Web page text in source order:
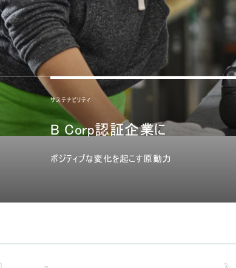
サステナビリティ
B Corp認証企業に
ポジティブな変化を起こす原動力